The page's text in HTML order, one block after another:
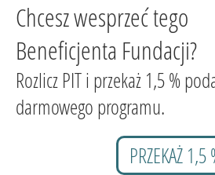
Chcesz wesprzeć tego
Beneficjenta Fundacji?
Rozlicz PIT i przekaż 1,5 %
darmowego programu.
PRZEKAŻ 1,5